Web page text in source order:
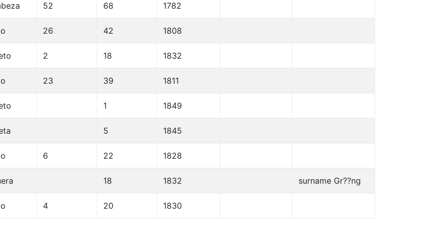
52 68 1782
26 42 1808
2 18 1832
23 39 1811
1 1849
5 1845
6 22 1828
18 1832 surname Gr??ng
4 20 1830